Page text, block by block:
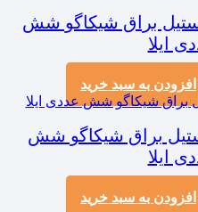
براق شیکاگو شش
ایلا
افزودن به سبد خرید
براق شیکاگو شش
ایلا
افزودن به سبد خرید